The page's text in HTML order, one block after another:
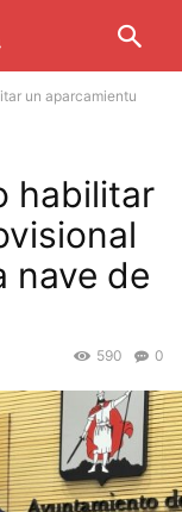
un aparcamientu
habilitar
nave de
0
590